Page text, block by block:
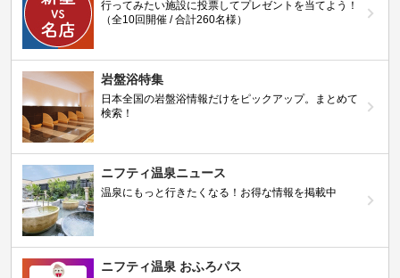
行ってみたい施設に投票してプレゼントを当てよう！
（全10回開催 / 合計260名様）
岩盤浴特集
日本全国の岩盤浴情報だけをピックアップ。まとめて
検索！
ニフティ温泉ニュース
温泉にもっと行きたくなる！お得な情報を掲載中
ニフティ温泉 おふろパス